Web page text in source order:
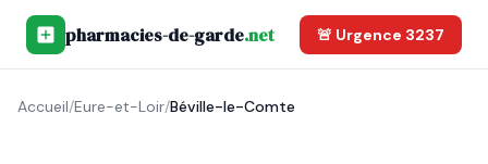
pharmacies-de-garde.net 🚨 Urgence 3237
Accueil/Eure-et-Loir/Béville-le-Comte